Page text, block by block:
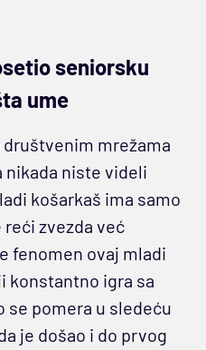
seniorsku
ume
mrežama
nikada niste videli
košarkaš ima samo
reći zvezda već
fenomen ovaj mladi
konstantno igra sa
se pomera u sledeću
je došao i do prvog